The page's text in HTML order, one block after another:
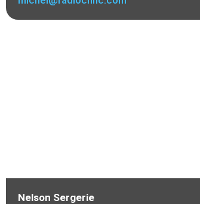
Nelson Sergerie